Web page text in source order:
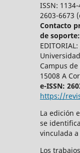
ISSN:
2603-6673
Contacto
de soporte:
EDITORIAL:
Campus
15008 A
e-ISSN:
https://
La edición
se
vinculada a
Los